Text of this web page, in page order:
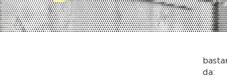
da: